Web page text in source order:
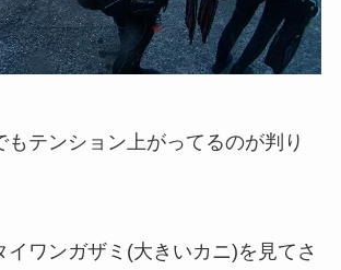
もテンション上がってるのが判り
イワンガザミ(大きいカニ)を見てさ